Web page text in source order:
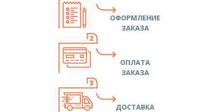
ОФОРМЛЕНИЕ
ЗАКАЗА
ОПЛАТА
ЗАКАЗА
ДОСТАВКА